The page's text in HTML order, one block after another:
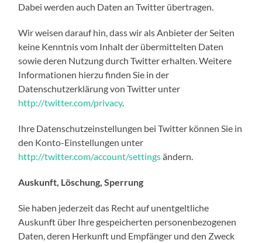
Dabei werden auch Daten an Twitter übertragen.
Wir weisen darauf hin, dass wir als Anbieter der Seiten
keine Kenntnis vom Inhalt der übermittelten Daten
sowie deren Nutzung durch Twitter erhalten. Weitere
Informationen hierzu finden Sie in der
Datenschutzerklärung von Twitter unter
http://twitter.com/privacy.
Ihre Datenschutzeinstellungen bei Twitter können Sie in
den Konto-Einstellungen unter
http://twitter.com/account/settingsändern.
Auskunft, Löschung, Sperrung
Sie haben jederzeit das Recht auf unentgeltliche
Auskunft über Ihre gespeicherten personenbezogenen
Daten, deren Herkunft und Empfänger und den Zweck